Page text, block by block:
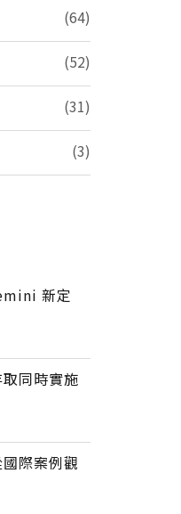
(64)
(52)
(31)
(3)
新定
同時實施
際案例觀